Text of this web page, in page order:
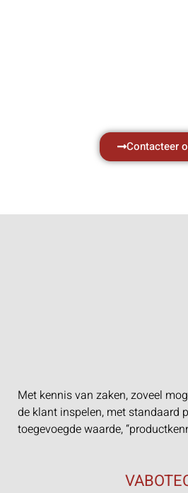
Contacteer
Met kennis van zaken, zoveel
de klant inspelen, met standaard
toegevoegde waarde,